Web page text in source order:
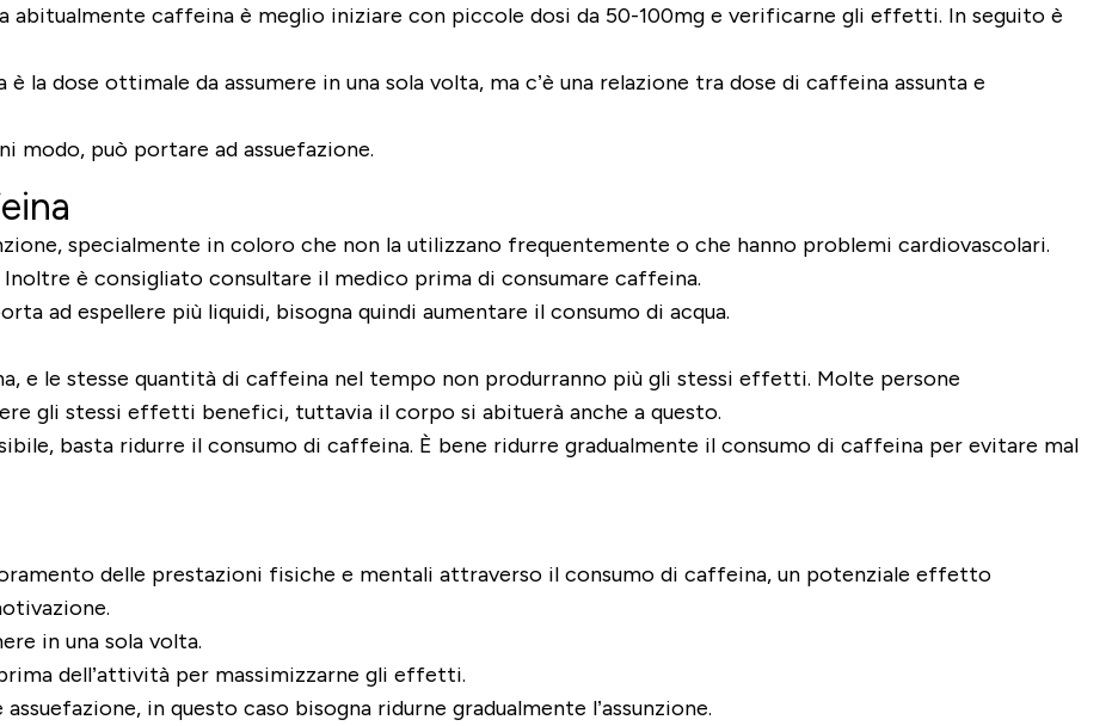
abitualmente caffeina è meglio iniziare con piccole dosi da 50-100mg e verificarne gli effetti. In seguito è
la dose ottimale da assumere in una sola volta, ma c’è una relazione tra dose di caffeina assunta e
modo, può portare ad assuefazione.
specialmente in coloro che non la utilizzano frequentemente o che hanno problemi cardiovascolari.
Inoltre è consigliato consultare il medico prima di consumare caffeina.
ad espellere più liquidi, bisogna quindi aumentare il consumo di acqua.
e le stesse quantità di caffeina nel tempo non produrranno più gli stessi effetti. Molte persone
gli stessi effetti benefici, tuttavia il corpo si abituerà anche a questo.
basta ridurre il consumo di caffeina. È bene ridurre gradualmente il consumo di caffeina per evitare mal
delle prestazioni fisiche e mentali attraverso il consumo di caffeina, un potenziale effetto
in una sola volta.
dell’attività per massimizzarne gli effetti.
in questo caso bisogna ridurne gradualmente l’assunzione.